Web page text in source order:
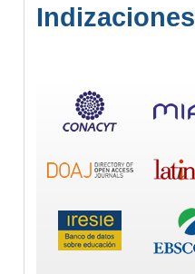
Indizaciones